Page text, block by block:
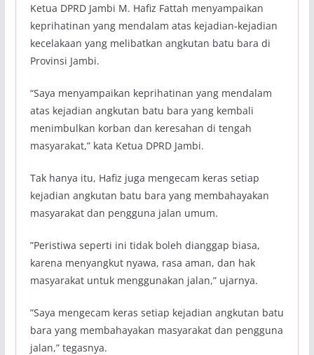
‎Ketua DPRD Jambi M. Hafiz Fattah menyampaikan
keprihatinan yang mendalam atas kejadian-kejadian
kecelakaan yang melibatkan angkutan batu bara di
Provinsi Jambi.
‎“Saya menyampaikan keprihatinan yang mendalam
atas kejadian angkutan batu bara yang kembali
menimbulkan korban dan keresahan di tengah
masyarakat,” kata Ketua DPRD Jambi.
‎Tak hanya itu, Hafiz juga mengecam keras setiap
kejadian angkutan batu bara yang membahayakan
masyarakat dan pengguna jalan umum.
‎”Peristiwa seperti ini tidak boleh dianggap biasa,
karena menyangkut nyawa, rasa aman, dan hak
masyarakat untuk menggunakan jalan,” ujarnya.
‎”Saya mengecam keras setiap kejadian angkutan batu
bara yang membahayakan masyarakat dan pengguna
jalan,” tegasnya.